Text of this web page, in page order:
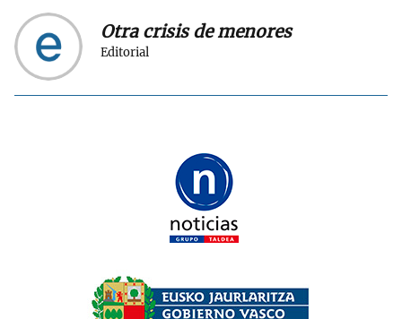
Editorial
Otra crisis de menores